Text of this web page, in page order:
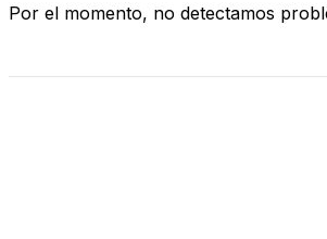
Por el momento, no detectamos